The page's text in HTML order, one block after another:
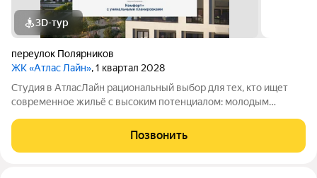
3D-тур
переулок Полярников
ЖК «Атлас Лайн», 1 квартал 2028
Студия в АтласЛайн рациональный выбор для тех, кто ищет
современное жильё с высоким потенциалом: молодым
планировка позволяет эффективно организовать
пространство и использовать для дохода от
Позвонить